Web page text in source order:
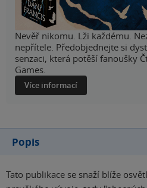
Nevěř nikomu. Lži každému.
nepřítele. Předobjednejte si
senzaci, která potěší fanoušky
Games.
Více informací
Popis
Tato publikace se snaží blíže